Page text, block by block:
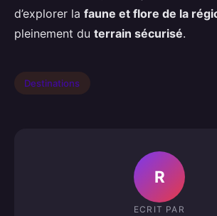
d’explorer la faune et flore de la
pleinement du terrain sécurisé.
Destinations
R
ECRIT PAR